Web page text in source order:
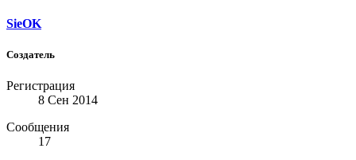
SieOK
Создатель
Регистрация
8 Сен 2014
Сообщения
17